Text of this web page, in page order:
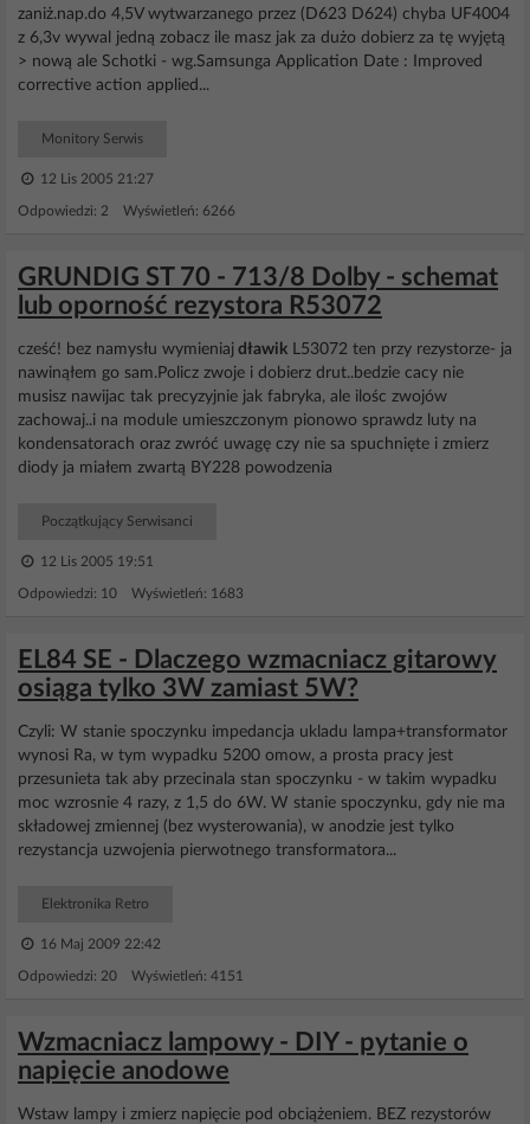
zaniż.nap.do 4,5V wytwarzanego przez (D623 D624) chyba UF4004
z 6,3v wywal jedną zobacz ile masz jak za dużo dobierz za tę wyjętą
> nową ale Schotki - wg.Samsunga Application Date : Improved
corrective action applied...
Monitory Serwis
12 Lis 2005 21:27
Odpowiedzi: 2 Wyświetleń: 6266
GRUNDIG ST 70 - 713/8 Dolby - schemat
lub oporność rezystora R53072
cześć! bez namysłu wymieniaj dławik L53072 ten przy rezystorze- ja
nawinąłem go sam.Policz zwoje i dobierz drut..bedzie cacy nie
musisz nawijac tak precyzyjnie jak fabryka, ale ilośc zwojów
zachowaj..i na module umieszczonym pionowo sprawdz luty na
kondensatorach oraz zwróć uwagę czy nie sa spuchnięte i zmierz
diody ja miałem zwartą BY228 powodzenia
Początkujący Serwisanci
12 Lis 2005 19:51
Odpowiedzi: 10 Wyświetleń: 1683
EL84 SE - Dlaczego wzmacniacz gitarowy
osiąga tylko 3W zamiast 5W?
Czyli: W stanie spoczynku impedancja ukladu lampa+transformator
wynosi Ra, w tym wypadku 5200 omow, a prosta pracy jest
przesunieta tak aby przecinala stan spoczynku - w takim wypadku
moc wzrosnie 4 razy, z 1,5 do 6W. W stanie spoczynku, gdy nie ma
składowej zmiennej (bez wysterowania), w anodzie jest tylko
rezystancja uzwojenia pierwotnego transformatora...
Elektronika Retro
16 Maj 2009 22:42
Odpowiedzi: 20 Wyświetleń: 4151
Wzmacniacz lampowy - DIY - pytanie o
napięcie anodowe
Wstaw lampy i zmierz napięcie pod obciążeniem. BEZ rezystorów